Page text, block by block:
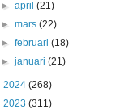
►april(21)
►mars(22)
►februari(18)
►januari(21)
2024 (268)
2023 (311)